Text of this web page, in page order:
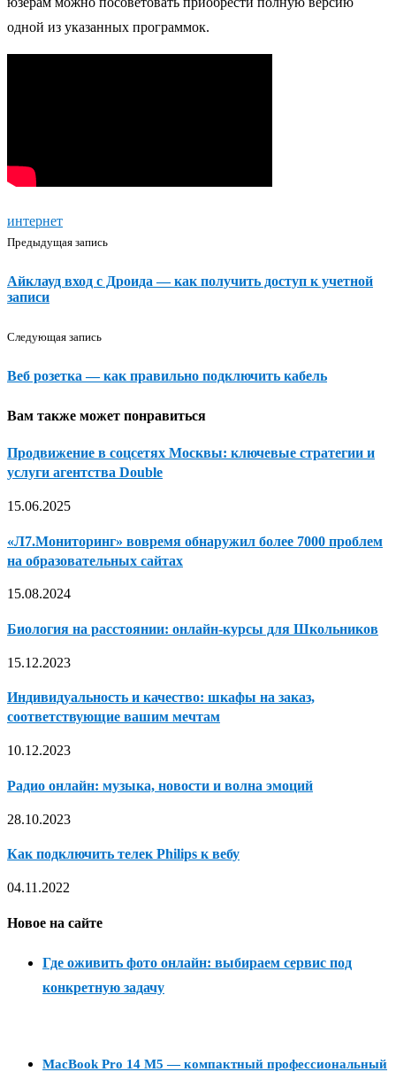
одной из указанных программок.
интернет
Предыдущая запись
Айклауд вход с Дроида — как получить доступ к учетной
записи
Следующая запись
Веб розетка — как правильно подключить кабель
Вам также может понравиться
Продвижение в соцсетях Москвы: ключевые стратегии и
услуги агентства Double
15.06.2025
«Л7.Мониторинг» вовремя обнаружил более 7000 проблем
на образовательных сайтах
15.08.2024
Биология на расстоянии: онлайн-курсы для Школьников
15.12.2023
Индивидуальность и качество: шкафы на заказ,
соответствующие вашим мечтам
10.12.2023
Радио онлайн: музыка, новости и волна эмоций
28.10.2023
Как подключить телек Philips к вебу
04.11.2022
Новое на сайте
Где оживить фото онлайн: выбираем сервис под
конкретную задачу
MacBook Pro 14 M5 — компактный профессиональный